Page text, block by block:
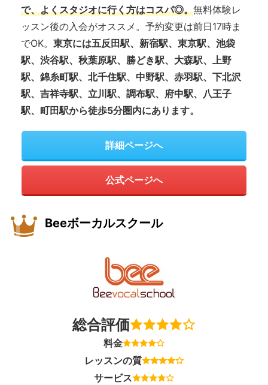
で、よくスタジオに行く方はコスパ◎。無料体験レ
ッスン後の入会がオススメ。予約変更は前日17時ま
でOK。 東京には五反田駅、新宿駅、東京駅、池袋
駅、渋谷駅、秋葉原駅、勝どき駅、大森駅、上野
駅、錦糸町駅、北千住駅、中野駅、赤羽駅、下北沢
駅、吉祥寺駅、立川駅、調布駅、府中駅、八王子
駅、町田駅から徒歩5分圏内にあります。
詳細ページへ
公式ページへ
Beeボーカルスクール
総合評価
料金
レッスンの質
サービス